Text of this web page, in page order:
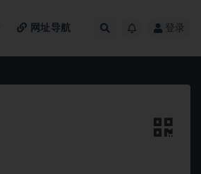
网址导航 登录